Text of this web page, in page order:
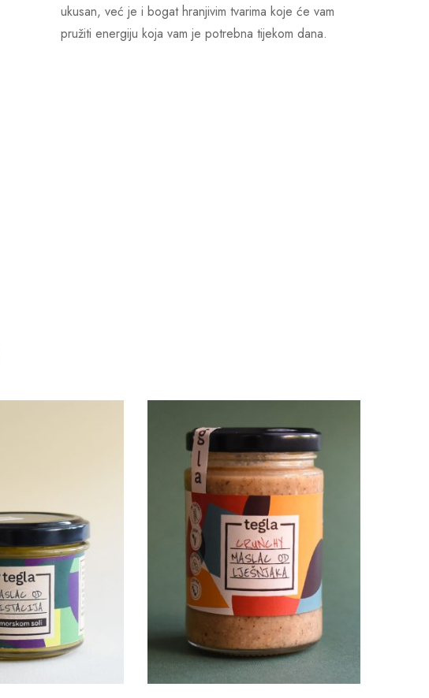
ukusan, već je i bogat hranjivim tvarima koje će vam
pružiti energiju koja vam je potrebna tijekom dana.